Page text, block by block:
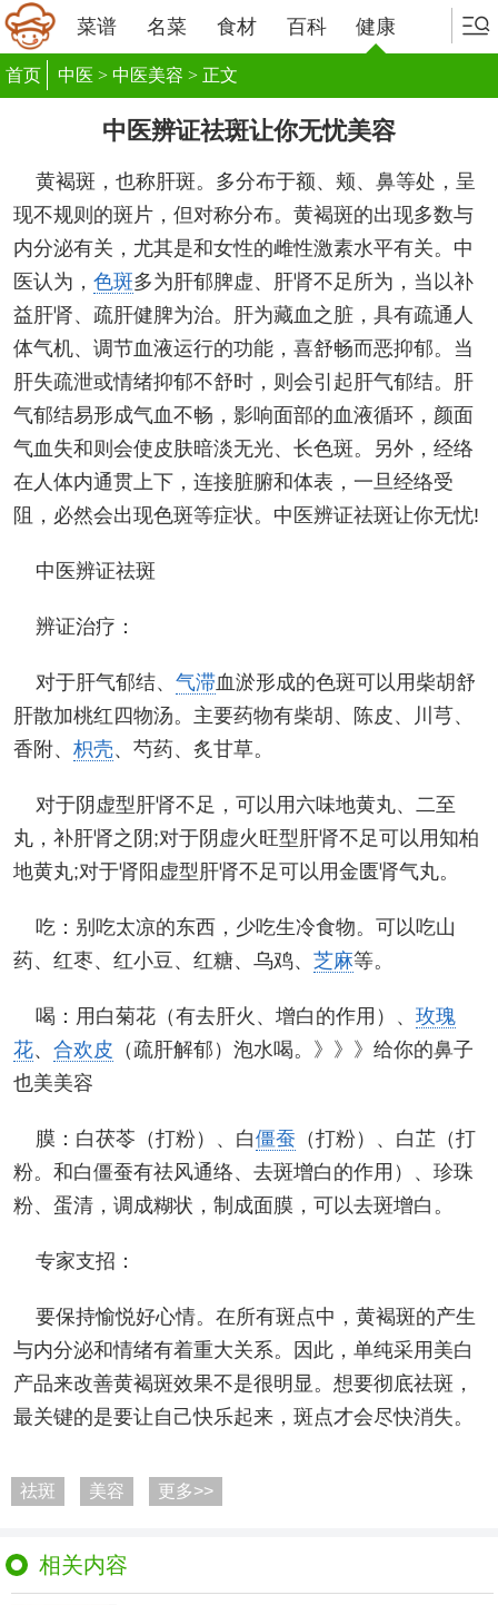
菜谱 名菜 食材 百科 健康
首页 中医 > 中医美容 > 正文
中医辨证祛斑让你无忧美容
黄褐斑，也称肝斑。多分布于额、颊、鼻等处，呈
现不规则的斑片，但对称分布。黄褐斑的出现多数与
内分泌有关，尤其是和女性的雌性激素水平有关。中
医认为， 色斑多为肝郁脾虚、肝肾不足所为，当以补
益肝肾、疏肝健脾为治。肝为藏血之脏，具有疏通人
体气机、调节血液运行的功能，喜舒畅而恶抑郁。当
肝失疏泄或情绪抑郁不舒时，则会引起肝气郁结。肝
气郁结易形成气血不畅，影响面部的血液循环，颜面
气血失和则会使皮肤暗淡无光、长色斑。另外，经络
在人体内通贯上下，连接脏腑和体表，一旦经络受
阻，必然会出现色斑等症状。中医辨证祛斑让你无忧!
中医辨证祛斑
辨证治疗：
对于肝气郁结、 气滞血淤形成的色斑可以用柴胡舒
肝散加桃红四物汤。主要药物有柴胡、陈皮、川芎、
香附、 枳壳、芍药、炙甘草。
对于阴虚型肝肾不足，可以用六味地黄丸、二至
丸，补肝肾之阴;对于阴虚火旺型肝肾不足可以用知柏
地黄丸;对于肾阳虚型肝肾不足可以用金匮肾气丸。
吃：别吃太凉的东西，少吃生冷食物。可以吃山
药、红枣、红小豆、红糖、乌鸡、 芝麻等。
喝：用白菊花（有去肝火、增白的作用）、 玫瑰
花、 合欢皮 （疏肝解郁）泡水喝。》》》给你的鼻子
也美美容
膜：白茯苓（打粉）、白僵蚕 （打粉）、白芷（打
粉。和白僵蚕有祛风通络、去斑增白的作用）、珍珠
粉、蛋清，调成糊状，制成面膜，可以去斑增白。
专家支招：
要保持愉悦好心情。在所有斑点中，黄褐斑的产生
与内分泌和情绪有着重大关系。因此，单纯采用美白
产品来改善黄褐斑效果不是很明显。想要彻底祛斑，
最关键的是要让自己快乐起来，斑点才会尽快消失。
祛斑 美容 更多>>
相关内容